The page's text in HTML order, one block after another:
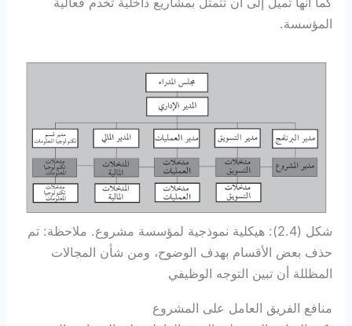
المؤسسة.
شكل (2.4): هيكلية نموذجية لمؤسسة مشروع. ملاحظة: تم
حذف بعض الأقسام بهدف الوضوح، ومن شأن المجالات
المظللة أن تبين التوجه الوظيفي
منافع الفريق العامل على المشروع